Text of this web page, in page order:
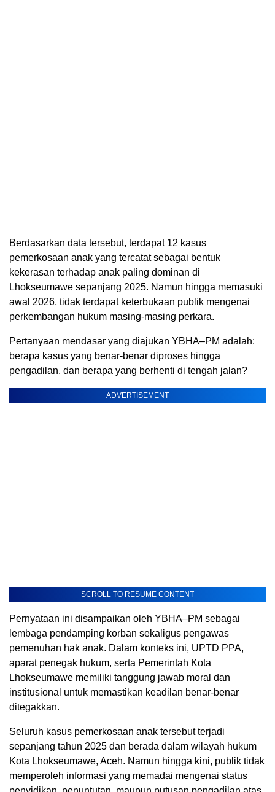
Berdasarkan data tersebut, terdapat 12 kasus
pemerkosaan anak yang tercatat sebagai bentuk
kekerasan terhadap anak paling dominan di
Lhokseumawe sepanjang 2025. Namun hingga memasuki
awal 2026, tidak terdapat keterbukaan publik mengenai
perkembangan hukum masing-masing perkara.
Pertanyaan mendasar yang diajukan YBHA–PM adalah:
berapa kasus yang benar-benar diproses hingga
pengadilan, dan berapa yang berhenti di tengah jalan?
ADVERTISEMENT
SCROLL TO RESUME CONTENT
Pernyataan ini disampaikan oleh YBHA–PM sebagai
lembaga pendamping korban sekaligus pengawas
pemenuhan hak anak. Dalam konteks ini, UPTD PPA,
aparat penegak hukum, serta Pemerintah Kota
Lhokseumawe memiliki tanggung jawab moral dan
institusional untuk memastikan keadilan benar-benar
ditegakkan.
Seluruh kasus pemerkosaan anak tersebut terjadi
sepanjang tahun 2025 dan berada dalam wilayah hukum
Kota Lhokseumawe, Aceh. Namun hingga kini, publik tidak
memperoleh informasi yang memadai mengenai status